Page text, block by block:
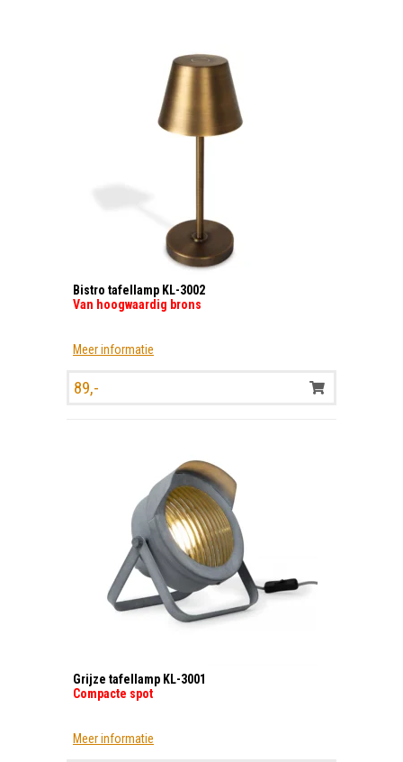
Bistro tafellamp KL-3002
Van hoogwaardig brons
Meer informatie
89,-
Grijze tafellamp KL-3001
Compacte spot
Meer informatie